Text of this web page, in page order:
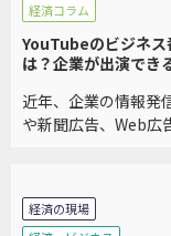
経済コラム
YouTubeのビジネス
は？企業が出演でき
方も解説
近年、企業の情報発
や新聞広告、Web広
経済の現場